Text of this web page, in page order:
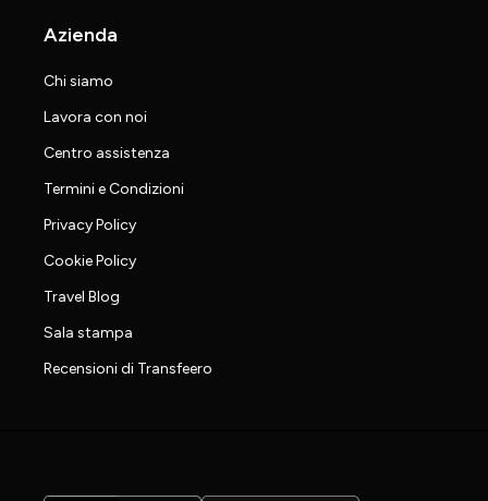
Azienda
Chi siamo
Lavora con noi
Centro assistenza
Termini e Condizioni
Privacy Policy
Cookie Policy
Travel Blog
Sala stampa
Recensioni di Transfeero